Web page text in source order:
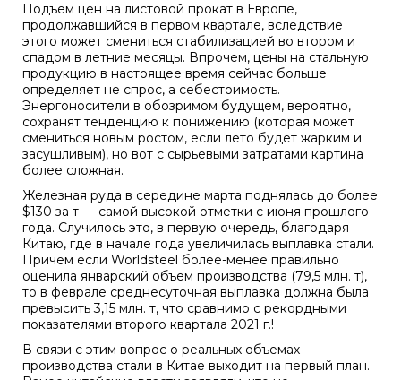
Подъем цен на листовой прокат в Европе,
продолжавшийся в первом квартале, вследствие
этого может смениться стабилизацией во втором и
спадом в летние месяцы. Впрочем, цены на стальную
продукцию в настоящее время сейчас больше
определяет не спрос, а себестоимость.
Энергоносители в обозримом будущем, вероятно,
сохранят тенденцию к понижению (которая может
смениться новым ростом, если лето будет жарким и
засушливым), но вот с сырьевыми затратами картина
более сложная.
Железная руда в середине марта поднялась до более
$130 за т — самой высокой отметки с июня прошлого
года. Случилось это, в первую очередь, благодаря
Китаю, где в начале года увеличилась выплавка стали.
Причем если Worldsteel более-менее правильно
оценила январский объем производства (79,5 млн. т),
то в феврале среднесуточная выплавка должна была
превысить 3,15 млн. т, что сравнимо с рекордными
показателями второго квартала 2021 г.!
В связи с этим вопрос о реальных объемах
производства стали в Китае выходит на первый план.